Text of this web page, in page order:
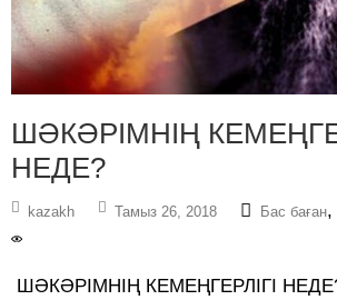
ШӘКӘРІМНІҢ
НЕДЕ?
kazakh Тамыз 26, 2018 Бас баған,
ШӘКӘРІМНІҢ КЕМЕҢГЕРЛІГІ